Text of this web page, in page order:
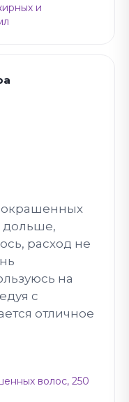
и
дольше,
расход не
на
с
отличное
волос, 250